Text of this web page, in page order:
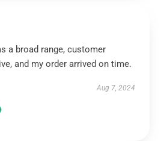
a broad range, customer
and my order arrived on time.
Aug 7, 2024